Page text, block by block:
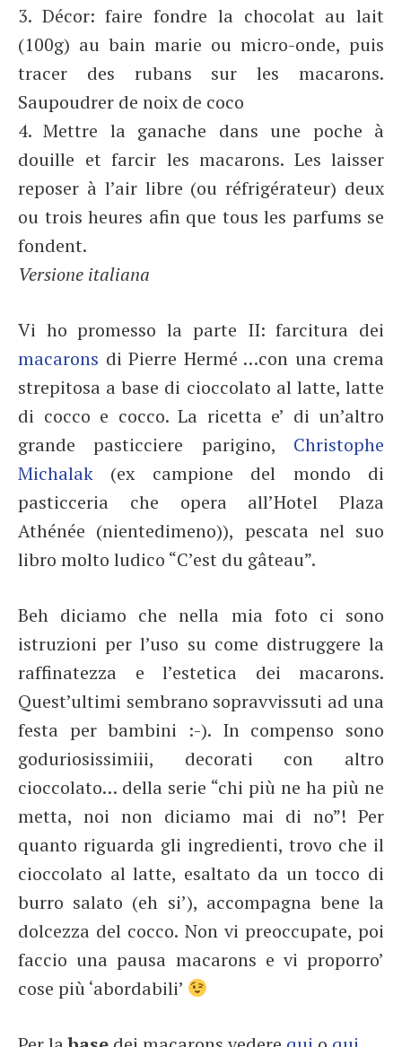
3. Décor: faire fondre la chocolat au lait
(100g) au bain marie ou micro-onde, puis
tracer des rubans sur les macarons.
Saupoudrer de noix de coco
4. Mettre la ganache dans une poche à
douille et farcir les macarons. Les laisser
reposer à l’air libre (ou réfrigérateur) deux
ou trois heures afin que tous les parfums se
fondent.
Versione italiana
Vi ho promesso la parte II: farcitura dei
macarons di Pierre Hermé …con una crema
strepitosa a base di cioccolato al latte, latte
di cocco e cocco. La ricetta e’ di un’altro
grande pasticciere parigino, Christophe
Michalak (ex campione del mondo di
pasticceria che opera all’Hotel Plaza
Athénée (nientedimeno)), pescata nel suo
libro molto ludico “C’est du gâteau”.
Beh diciamo che nella mia foto ci sono
istruzioni per l’uso su come distruggere la
raffinatezza e l’estetica dei macarons.
Quest’ultimi sembrano sopravvissuti ad una
festa per bambini :-). In compenso sono
goduriosissimiii, decorati con altro
cioccolato… della serie “chi più ne ha più ne
metta, noi non diciamo mai di no”! Per
quanto riguarda gli ingredienti, trovo che il
cioccolato al latte, esaltato da un tocco di
burro salato (eh si’), accompagna bene la
dolcezza del cocco. Non vi preoccupate, poi
faccio una pausa macarons e vi proporro’
cose più ‘abordabili’